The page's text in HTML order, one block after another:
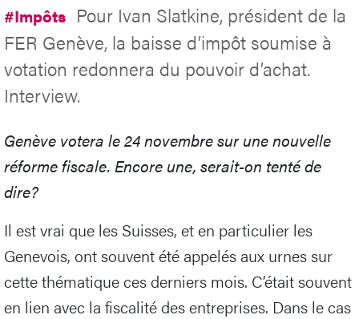
#Impôts Pour Ivan Slatkine, président de la
FER Genève, la baisse d’impôt soumise à
votation redonnera du pouvoir d’achat.
Interview.
Genève votera le 24 novembre sur une nouvelle
réforme fiscale. Encore une, serait-on tenté de
dire?
Il est vrai que les Suisses, et en particulier les
Genevois, ont souvent été appelés aux urnes sur
cette thématique ces derniers mois. C’était souvent
en lien avec la fiscalité des entreprises. Dans le cas